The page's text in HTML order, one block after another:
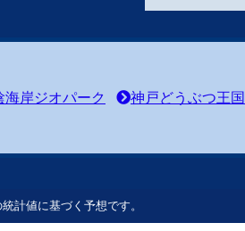
海岸ジオパーク 神戸どうぶつ王国
計値に基づく予想です。